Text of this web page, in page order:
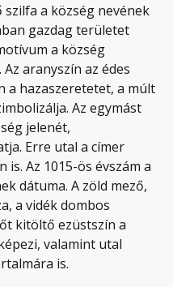
a község nevének
gazdag területet
a község
aranyszín az édes
a hazaszeretetet, a múlt
Az egymást
jelenét,
Erre utal a címer
Az 1015-ös évszám a
dátuma. A zöld mező,
a vidék dombos
kitöltő ezüstszín a
valamint utal
is.